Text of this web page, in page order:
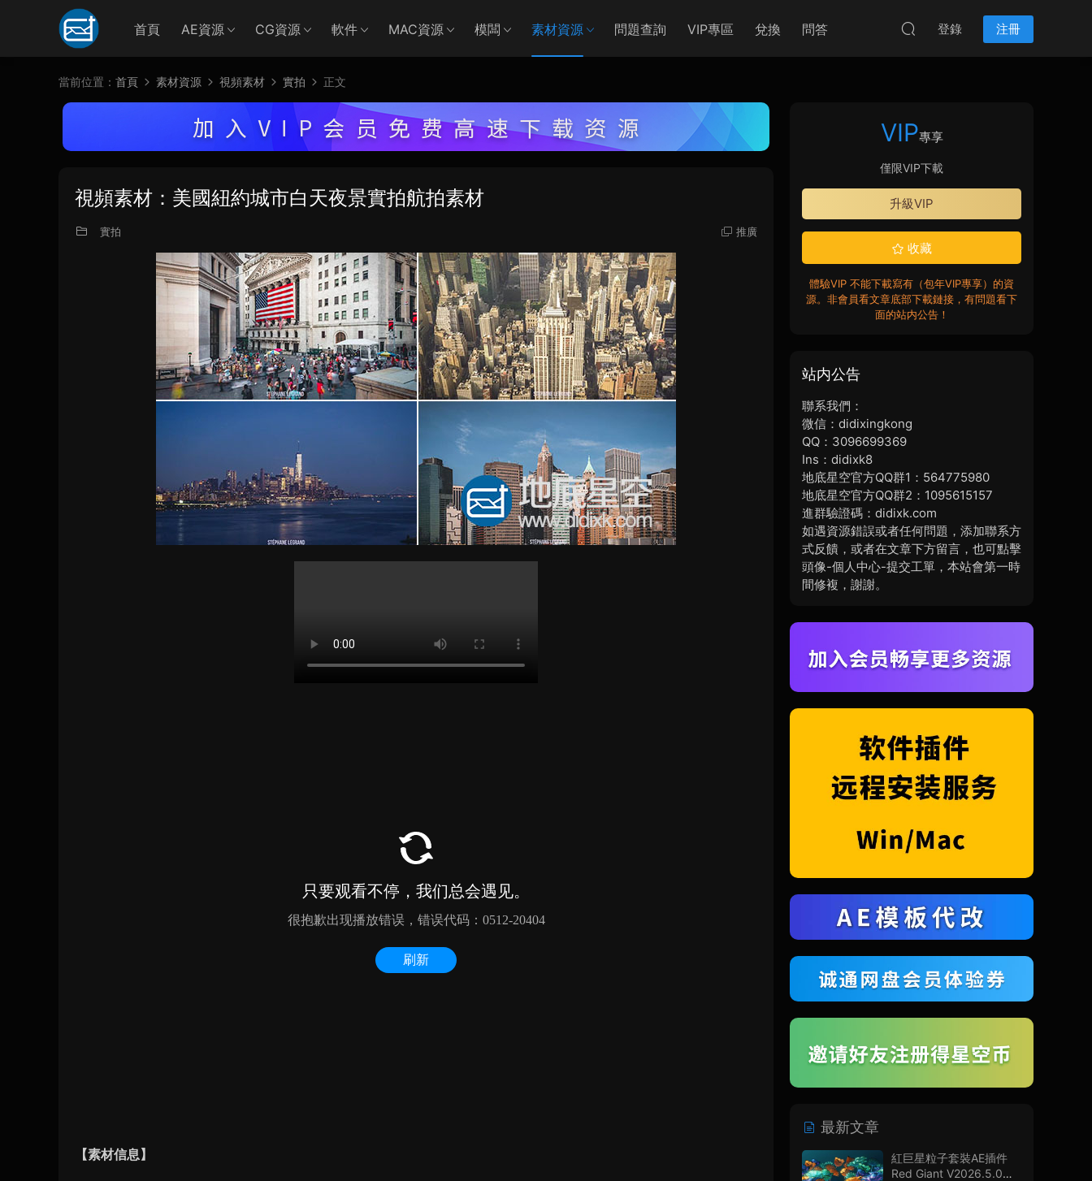
首頁 AE資源 CG資源 軟件 MAC資源 模闆 素材資源 問題查詢 VIP專區 兌換 問答 登錄 注冊
當前位置： 首頁 素材資源 視頻素材 實拍 正文
視頻素材：美國紐約城市白天夜景實拍航拍素材
實拍 推廣
【素材信息】
VIP專享
僅限VIP下載
升級VIP
收藏
體驗VIP 不能下載寫有（包年VIP專享）的資
源。非會員看文章底部下載鏈接，有問題看下
面的站内公告！
站内公告
聯系我們：
微信：didixingkong
QQ：3096699369
Ins：didixk8
地底星空官方QQ群1：564775980
地底星空官方QQ群2：1095615157
進群驗證碼：didixk.com
如遇資源錯誤或者任何問題，添加聯系方
式反饋，或者在文章下方留言，也可點擊
頭像-個人中心-提交工單，本站會第一時
間修複，謝謝。
最新文章
紅巨星粒子套裝AE插件
Red Giant V2026.5.0